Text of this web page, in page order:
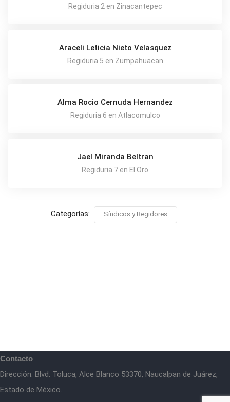
Regiduria 2 en Zinacantepec
Araceli Leticia Nieto Velasquez
Regiduria 5 en Zumpahuacan
Alma Rocio Cernuda Hernandez
Regiduria 6 en Atlacomulco
Jael Miranda Beltran
Regiduria 7 en El Oro
Categorías: Síndicos y Regidores
Contacto
Dirección: Blvd. Toluca, Alce Blanco 53370, Naucalpan de Juárez,
Estado de México.